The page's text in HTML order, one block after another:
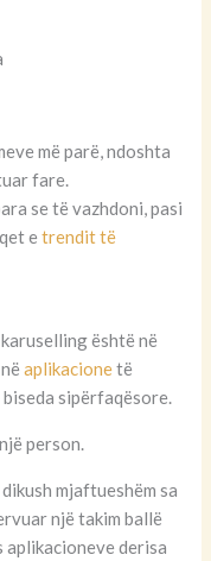
më parë, ndoshta
fare.
se të vazhdoni, pasi
etrendit të
është në
nëaplikacionetë
sipërfaqësore.
person.
mjaftueshëm sa
një takim ballë
aplikacioneve derisa